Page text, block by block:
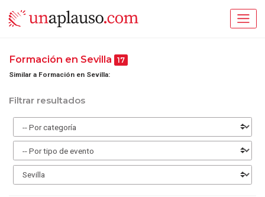
Formación en Sevilla 17
Similar a Formación en Sevilla:
Filtrar resultados